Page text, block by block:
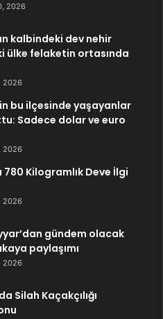
2026
kalbindeki dev nehir
ülke felaketin ortasında
2026
bu ilçesinde yaşayanlar
Sadece dolar ve euro
2026
780 Kilogramlık Deve İlgi
2026
gündem olacak
paylaşımı
2026
Silah Kaçakçılığı